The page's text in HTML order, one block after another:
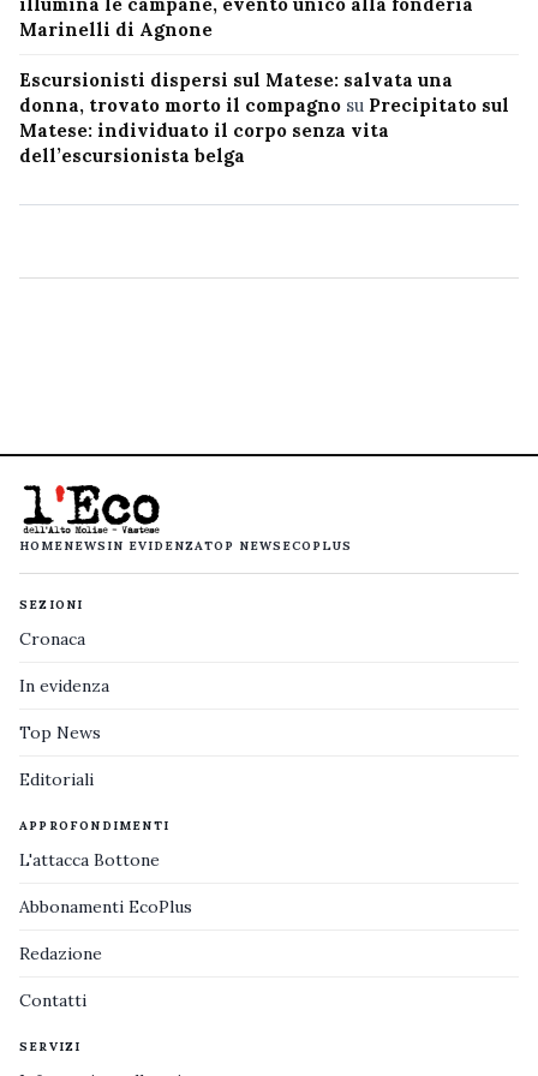
illumina le campane, evento unico alla fonderia
Marinelli di Agnone
Escursionisti dispersi sul Matese: salvata una
donna, trovato morto il compagno su Precipitato sul
Matese: individuato il corpo senza vita
dell’escursionista belga
HOMENEWS IN EVIDENZATOP NEWS ECOPLUS
SEZIONI
Cronaca
In evidenza
Top News
Editoriali
APPROFONDIMENTI
L'attacca Bottone
Abbonamenti EcoPlus
Redazione
Contatti
SERVIZI